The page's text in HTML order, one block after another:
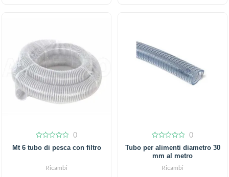
out
0
Mt 6 tubo di pesca con filtro
Ricambi
out
of
0
Tubo per alimenti diametro 30
mm al metro
Ricambi